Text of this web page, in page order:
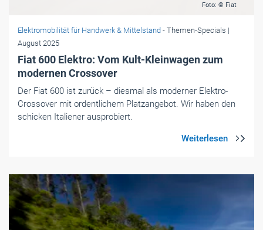
Foto: © Fiat
Elektromobilität für Handwerk & Mittelstand - Themen-Specials |
August 2025
Fiat 600 Elektro: Vom Kult-Kleinwagen zum
modernen Crossover
Der Fiat 600 ist zurück – diesmal als moderner Elektro-
Crossover mit ordentlichem Platzangebot. Wir haben den
schicken Italiener ausprobiert.